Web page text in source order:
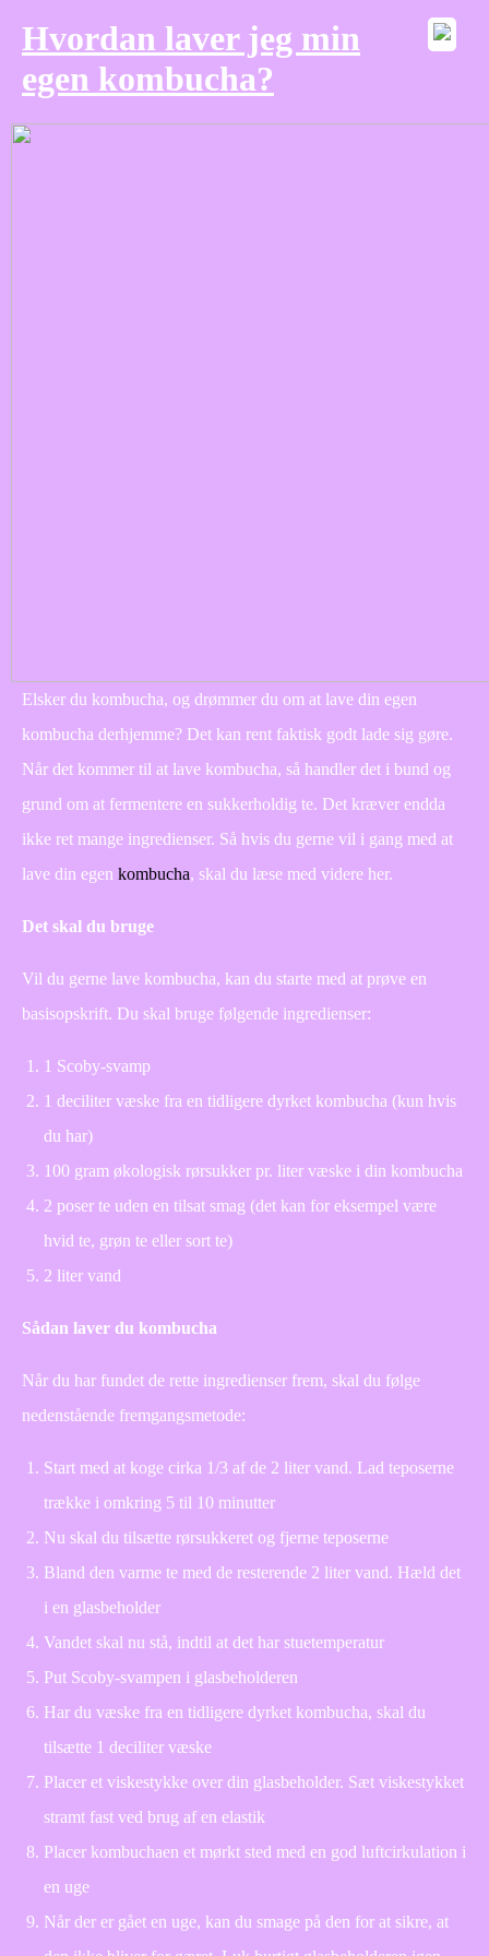
Hvordan laver jeg min
egen kombucha?
Elsker du kombucha, og drømmer du om at lave din egen
kombucha derhjemme? Det kan rent faktisk godt lade sig gøre.
Når det kommer til at lave kombucha, så handler det i bund og
grund om at fermentere en sukkerholdig te. Det kræver endda
ikke ret mange ingredienser. Så hvis du gerne vil i gang med at
lave din egen kombucha, skal du læse med videre her.
Det skal du bruge
Vil du gerne lave kombucha, kan du starte med at prøve en
basisopskrift. Du skal bruge følgende ingredienser:
1 Scoby-svamp
1 deciliter væske fra en tidligere dyrket kombucha (kun hvis
du har)
100 gram økologisk rørsukker pr. liter væske i din kombucha
2 poser te uden en tilsat smag (det kan for eksempel være
hvid te, grøn te eller sort te)
2 liter vand
Sådan laver du kombucha
Når du har fundet de rette ingredienser frem, skal du følge
nedenstående fremgangsmetode:
Start med at koge cirka 1/3 af de 2 liter vand. Lad teposerne
trække i omkring 5 til 10 minutter
Nu skal du tilsætte rørsukkeret og fjerne teposerne
Bland den varme te med de resterende 2 liter vand. Hæld det
i en glasbeholder
Vandet skal nu stå, indtil at det har stuetemperatur
Put Scoby-svampen i glasbeholderen
Har du væske fra en tidligere dyrket kombucha, skal du
tilsætte 1 deciliter væske
Placer et viskestykke over din glasbeholder. Sæt viskestykket
stramt fast ved brug af en elastik
Placer kombuchaen et mørkt sted med en god luftcirkulation i
en uge
Når der er gået en uge, kan du smage på den for at sikre, at